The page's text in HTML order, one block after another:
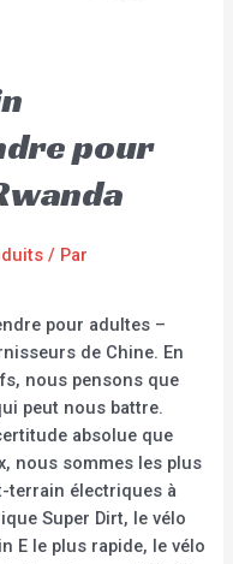
pour
/ Par
pour adultes –
de Chine. En
nous pensons que
peut nous battre.
absolue que
nous sommes les plus
terrain électriques à
Super Dirt, le vélo
E le plus rapide, le vélo